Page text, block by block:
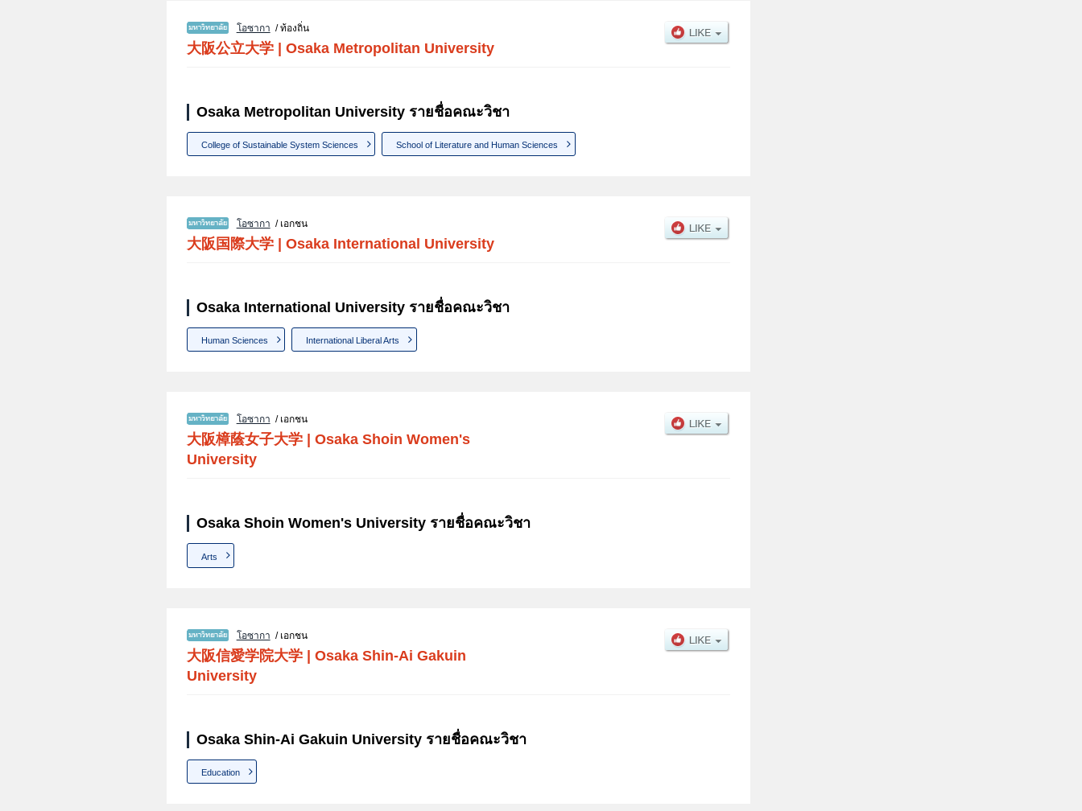
โอซากา / ท้องถิ่น
大阪公立大学 | Osaka Metropolitan University
Osaka Metropolitan University รายชื่อคณะวิชา
College of Sustainable System Sciences School of Literature and Human Sciences
โอซากา / เอกชน
大阪国際大学 Osaka International University
Osaka International University รายชื่อคณะวิชา
Human Sciences International Liberal Arts
โอซากา / เอกชน
大阪樟蔭女子大学
Osaka Shoin Women's
University
Osaka Shoin Women's University รายชื่อคณะวิชา
Arts
โอซากา / เอกชน
大阪信愛学院大学 | Osaka Shin-Ai Gakuin
University
Osaka Shin-Ai Gakuin University รายชื่อคณะวิชา
Education